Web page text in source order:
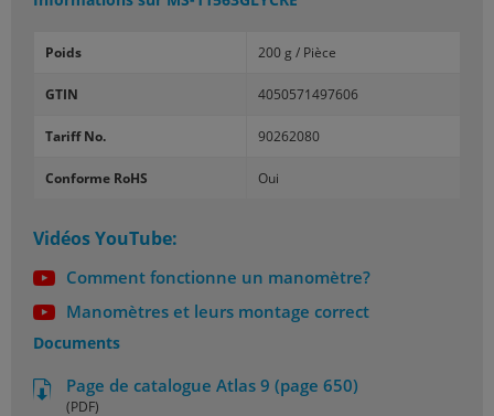
Poids 200 g / Pièce
GTIN 4050571497606
Tariff No. 90262080
Conforme RoHS Oui
Vidéos YouTube:
Comment fonctionne un manomètre?
Manomètres et leurs montage correct
Documents
Page de catalogue Atlas 9 (page 650)
(PDF)